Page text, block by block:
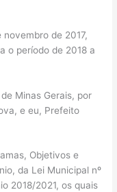
novembro de 2017,
o período de 2018 a
Minas Gerais, por
e eu, Prefeito
Objetivos e
da Lei Municipal nº
2018/2021, os quais